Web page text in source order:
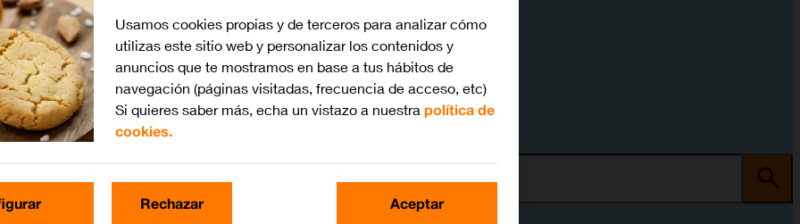
Usamos cookies propias y de terceros para analizar cómo
utilizas este sitio web y personalizar los contenidos y
anuncios que te mostramos en base a tus hábitos de
navegación (páginas visitadas, frecuencia de acceso, etc)
Si quieres saber más, echa un vistazo a nuestra política de
cookies.
Rechazar Aceptar